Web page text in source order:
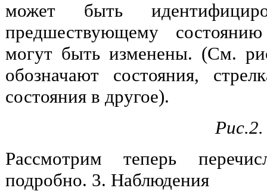
может быть
предшествующему
могут быть изменены. (См.
обозначают состояния,
состояния в другое).
Рис.2.
Рассмотрим теперь
подробно. 3. Наблюдения